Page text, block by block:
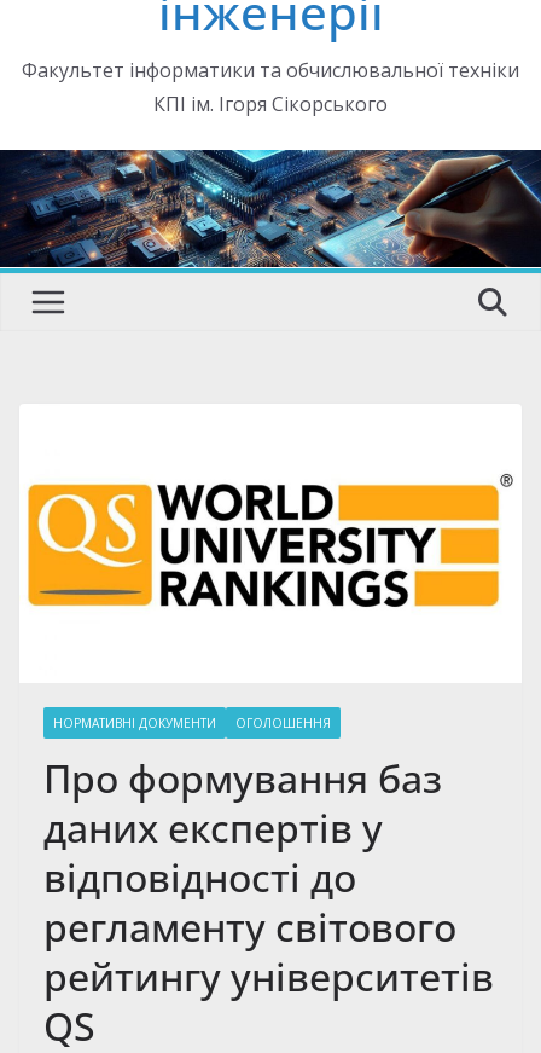
Факультет інформатики та обчислювальної техніки
КПІ ім. Ігоря Сікорського
НОРМАТИВНІ ДОКУМЕНТИ ОГОЛОШЕННЯ
Про формування баз
даних експертів у
відповідності до
регламенту світового
рейтингу університетів
QS